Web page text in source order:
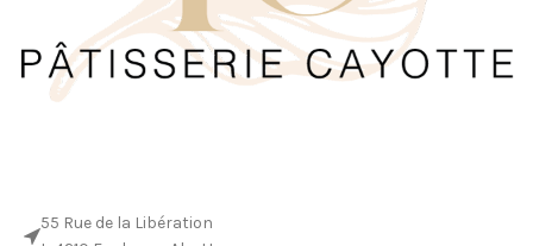
55 Rue de la Libération